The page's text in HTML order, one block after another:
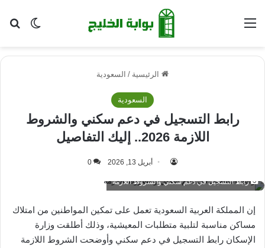
الوضع القائمة
الرئيسية / السعودية
السعودية
رابط التسجيل في دعم سكني والشروط
اللازمة 2026.. إليك التفاصيل
أبريل 13, 2026 0
رابط التسجيل في دعم سكني والشروط اللازمة
إن المملكة العربية السعودية تعمل على تمكين المواطنين من امتلاك
مساكن مناسبة لتلبية متطلبات المعيشية، وذلك أطلقت وزارة
الإسكان رابط التسجيل في دعم سكني وأوضحت الشروط اللازمة